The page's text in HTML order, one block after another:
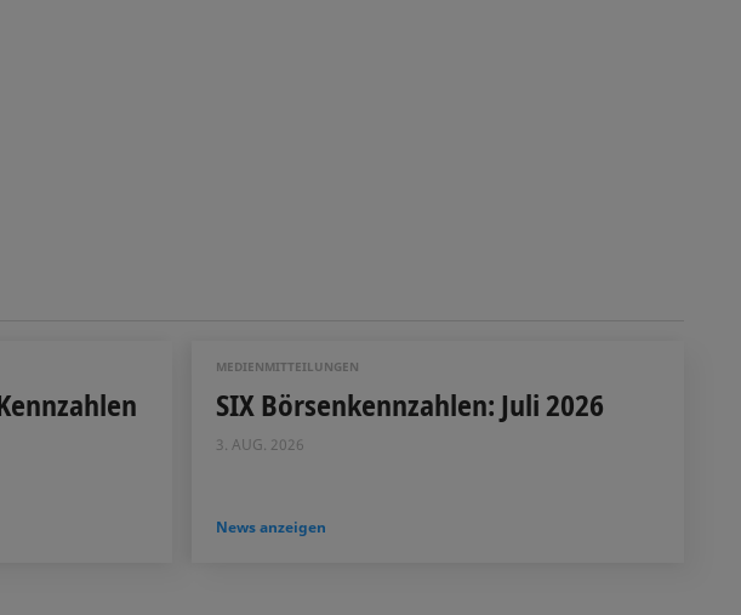
MEDIENMITTEILUNGEN
SIX Börsenkennzahlen: Juli 2026
3. AUG. 2026
News anzeigen